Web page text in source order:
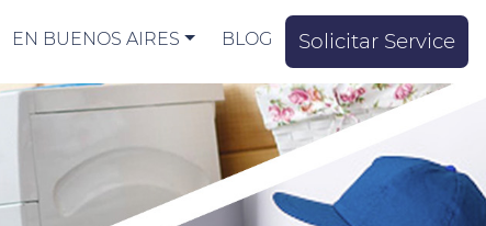
EN BUENOS AIRES BLOG Solicitar Service